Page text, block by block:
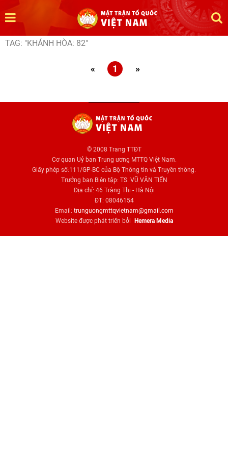
TAG: "KHÁNH HÒA: 82"
« 1 »
© 2008 Trang TTĐT
Cơ quan Uỷ ban Trung ương MTTQ Việt Nam.
Giấy phép số:111/GP-BC của Bộ Thông tin và Truyền thông.
Trưởng ban Biên tập: TS. VŨ VĂN TIẾN
Địa chỉ: 46 Tràng Thi - Hà Nội
ĐT: 08046154
Email: trunguongmttqvietnam@gmail.com
Website được phát triển bởi
Hemera Media